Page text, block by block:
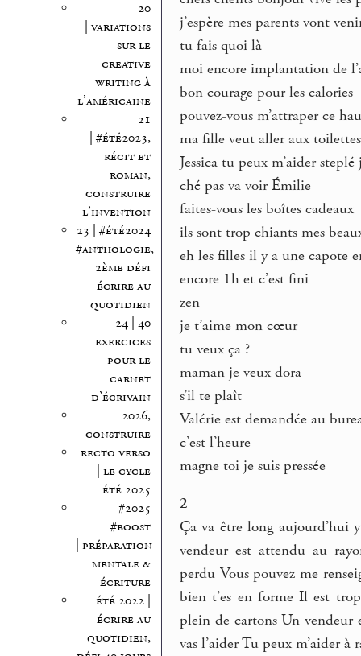
20
| variations
sur le
creative
writing à
l’américaine
21
| #été2023,
récit et
roman,
construire
l’invention
23 | #été2024
#anthologie,
2ème défi
écrire au
quotidien
24 | 40
exercices
pour le
carnet
d’écrivain
2026,
construire
recto verso
| le cycle
été 2025
#2025
#boost
| préparation
mentale &
écriture
été 2022 |
écrire au
quotidien,
j’espère mes parents vont
tu fais quoi là
moi encore implantation de
bon courage pour les calories
pouvez-vous m’attraper ce
ma fille veut aller aux
Jessica tu peux m’aider
ché pas va voir Émilie
faites-vous les boîtes cadeaux
ils sont trop chiants mes
eh les filles il y a une capote
encore 1h et c’est fini
zen
je t’aime mon cœur
tu veux ça ?
maman je veux dora
s’il te plaît
Valérie est demandée au
c’est l’heure
magne toi je suis pressée
2
Ça va être long aujourd’hui
vendeur est attendu au
perdu Vous pouvez me
bien t’es en forme Il est
plein de cartons Un vendeur
vas l’aider Tu peux m’aider